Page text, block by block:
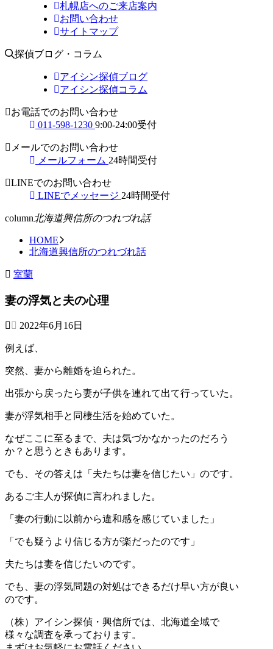
札幌店へのご来店案内
お問い合わせ
サイトマップ
探偵ブログ・コラム
アイシン探偵ブログ
アイシン探偵コラム
お電話でのお問い合わせ
011-598-1230 9:00-24:00受付
メールでのお問い合わせ
メールフォーム 24時間受付
LINEでのお問い合わせ
LINEでメッセージ 24時間受付
column北海道興信所のつれづれ話
HOME
北海道興信所のつれづれ話
室蘭
妻の浮気と夫の心理
2022年6月16日
例えば、
突然、妻から離婚を迫られた。
出張から戻ったら妻が子供を連れて出て行っていた。
妻が浮気相手と同棲生活を始めていた。
なぜここに至るまで、夫は気づかなかったのだろう
か？と思うときもあります。
でも、その答えは「夫たちは妻を信じたい」のです。
あるご主人が探偵に言われました。
「妻の行動に以前から違和感を感じていました」
「でも疑うより信じる方が楽だったのです」
夫たちは妻を信じたいのです。
でも、妻の浮気問題の対処はできるだけ早い方が良い
のです。
（株）アイシン探偵・興信所では、北海道全域で
様々な調査を承っております。